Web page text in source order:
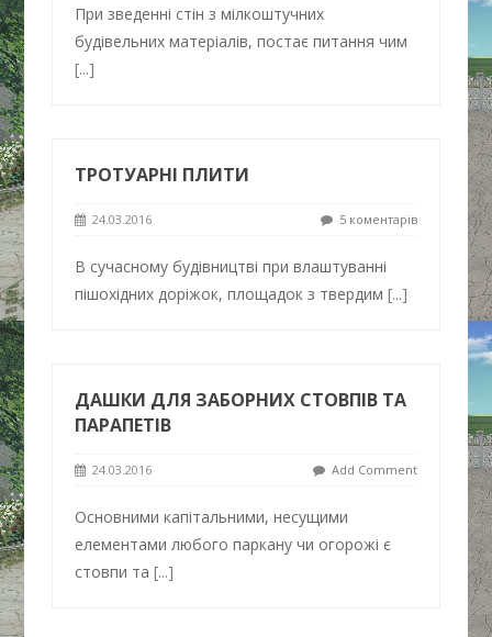
При зведенні стін з мілкоштучних
будівельних матеріалів, постає питання чим
[...]
ТРОТУАРНІ ПЛИТИ
24.03.2016 5 коментарів
В сучасному будівництві при влаштуванні
пішохідних доріжок, площадок з твердим[...]
ДАШКИ ДЛЯ ЗАБОРНИХ СТОВПІВ ТА
ПАРАПЕТІВ
24.03.2016 Add Comment
Основними капітальними, несущими
елементами любого паркану чи огорожі є
стовпи та[...]